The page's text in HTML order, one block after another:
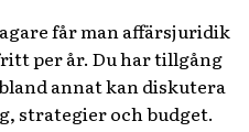
får man affärsjuridik
per år. Du har tillgång
annat kan diskutera
strategier och budget.